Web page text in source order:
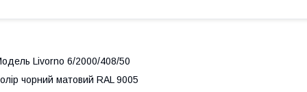
Livorno 6/2000/408/50
чорний матовий RAL 9005